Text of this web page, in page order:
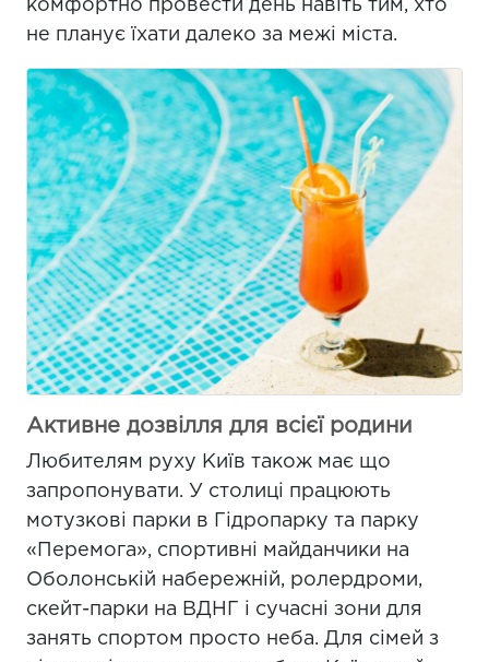
комфортно провести день навіть тим, хто
не планує їхати далеко за межі міста.
Активне дозвілля для всієї родини
Любителям руху Київ також має що
запропонувати. У столиці працюють
мотузкові парки в Гідропарку та парку
«Перемога», спортивні майданчики на
Оболонській набережній, ролердроми,
скейт-парки на ВДНГ і сучасні зони для
занять спортом просто неба. Для сімей з